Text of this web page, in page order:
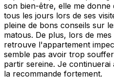
son bien-être, elle me donne
tous les jours lors de ses
pleine de bons conseils sur
matous. De plus, lors de
retrouve l'appartement
semble pas avoir trop
partir sereine. Je
la recommande fortement.